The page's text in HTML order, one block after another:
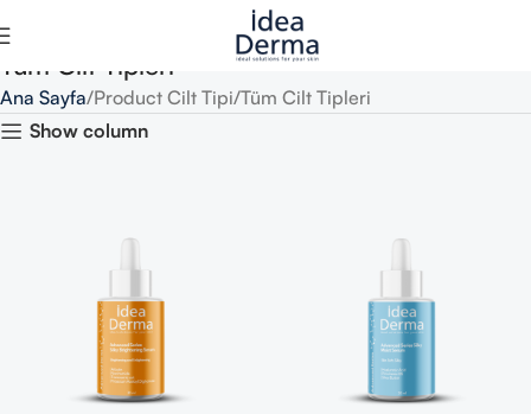
Tüm Cilt Tipleri
Ana Sayfa Product Cilt Tipi Tüm Cilt Tipleri
Show column